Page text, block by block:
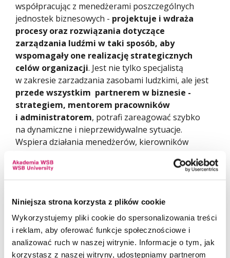
Niniejsza strona korzysta z plików cookie
Wykorzystujemy pliki cookie do spersonalizowania treści
i reklam, aby oferować funkcje społecznościowe i
analizować ruch w naszej witrynie. Informacje o tym, jak
korzystasz z naszej witryny, udostępniamy partnerom
współpracując z menedżerami poszczególnych
jednostek biznesowych - projektuje i wdraża
procesy oraz rozwiązania dotyczące
zarządzania ludźmi w taki sposób, aby
wspomagały one realizację strategicznych
celów organizacji. Jest nie tylko specjalistą
w zakresie zarzadzania zasobami ludzkimi, ale jest
przede wszystkim partnerem w biznesie -
strategiem, mentorem pracowników
i administratorem, potrafi zareagować szybko
na dynamiczne i nieprzewidywalne sytuacje.
Wspiera działania menedżerów, kierowników
również sprawować
bezpośrednią funkcję
oraz przygotowuje firmę lub poszczególne zespoły
do zmian.
Celem studiów jest przekazanie kompleksowej
i nowoczesnej wiedzy z zakresu zarządzania